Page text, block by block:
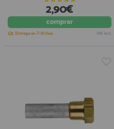
2,90€
comprar
Entrega en 7-10 días IVA incl.